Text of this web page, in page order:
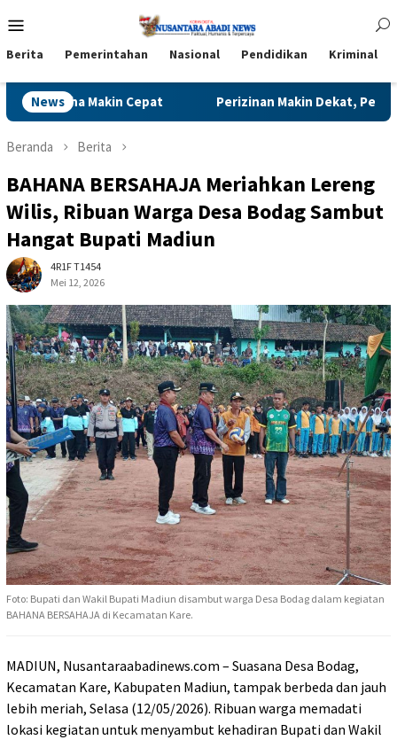
ke
Mobile
Berita Pemerintahan Nasional Pendidikan Kriminal
News
Makin Dekat, Pemkab Madiun Luncurkan Jempol Mas Har
Beranda Berita
BAHANA BERSAHAJA Meriahkan Lereng
Wilis, Ribuan Warga Desa Bodag Sambut
Hangat Bupati Madiun
4R1F T1454
Mei 12, 2026
Foto: Bupati dan Wakil Bupati Madiun disambut warga Desa Bodag dalam kegiatan
BAHANA BERSAHAJA di Kecamatan Kare.
MADIUN, Nusantaraabadinews.com – Suasana Desa Bodag,
Kecamatan Kare, Kabupaten Madiun, tampak berbeda dan jauh
lebih meriah, Selasa (12/05/2026). Ribuan warga memadati
lokasi kegiatan untuk menyambut kehadiran Bupati dan Wakil